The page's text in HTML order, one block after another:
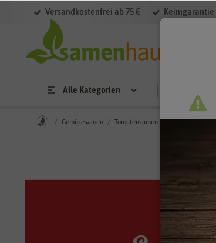
Versandkostenfrei ab 75 € Keimgarantie
Alle Kategorien
Gemüsesamen Tomatensamen